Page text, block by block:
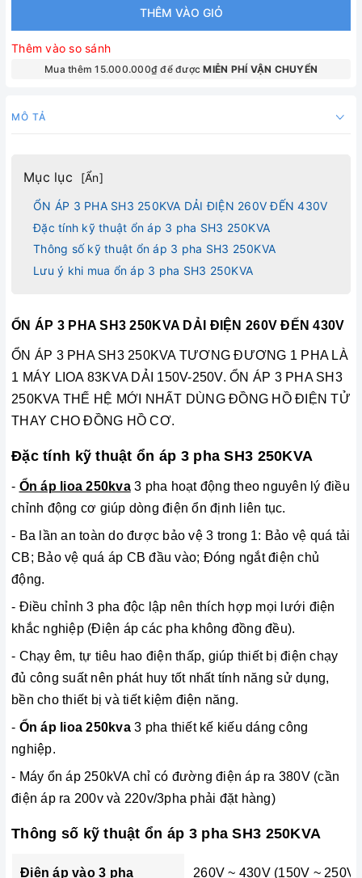
THÊM VÀO GIỎ
Thêm vào so sánh
Mua thêm 15.000.000₫ để đượcMIỄN PHÍ VẬN CHUYỂN
MÔ TẢ
Mục lục [Ẩn]
ỔN ÁP 3 PHA SH3 250KVA DẢI ĐIỆN 260V ĐẾN 430V
Đặc tính kỹ thuật ổn áp 3 pha SH3 250KVA
Thông số kỹ thuật ổn áp 3 pha SH3 250KVA
Lưu ý khi mua ổn áp 3 pha SH3 250KVA
ỔN ÁP 3 PHA SH3 250KVA DẢI ĐIỆN 260V ĐẾN 430V
ỔN ÁP 3 PHA SH3 250KVA TƯƠNG ĐƯƠNG 1 PHA LÀ
1 MÁY LIOA 83KVA DẢI 150V-250V. ỔN ÁP 3 PHA SH3
250KVA THẾ HỆ MỚI NHẤT DÙNG ĐỒNG HỒ ĐIỆN TỬ
THAY CHO ĐỒNG HỒ CƠ.
Đặc tính kỹ thuật ổn áp 3 pha SH3 250KVA
- Ổn áp lioa 250kva3 pha hoạt động theo nguyên lý điều
chỉnh động cơ giúp dòng điện ổn định liên tục.
- Ba lần an toàn do được bảo vệ 3 trong 1: Bảo vệ quá tải
CB; Bảo vệ quá áp CB đầu vào; Đóng ngắt điện chủ
động.
- Điều chỉnh 3 pha độc lập nên thích hợp mọi lưới điện
khắc nghiệp (Điện áp các pha không đồng đều).
- Chạy êm, tự tiêu hao điện thấp, giúp thiết bị điện chạy
đủ công suất nên phát huy tốt nhất tính năng sử dụng,
bền cho thiết bị và tiết kiệm điện năng.
- Ổn áp lioa 250kva3 pha thiết kế kiếu dáng công
nghiệp.
- Máy ổn áp 250kVA chỉ có đường điện áp ra 380V (cần
điện áp ra 200v và 220v/3pha phải đặt hàng)
Thông số kỹ thuật ổn áp 3 pha SH3 250KVA
Điện áp vào 3 pha 260V ~ 430V (150V ~ 250V)